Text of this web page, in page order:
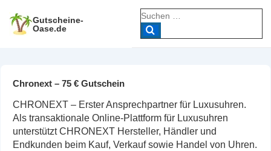
Zum
Inhalt
Gutscheine-
Oase.de
Suche
nach:
Chronext – 75 € Gutschein
CHRONEXT – Erster Ansprechpartner für Luxusuhren.
Als transaktionale Online-Plattform für Luxusuhren
unterstützt CHRONEXT Hersteller, Händler und
Endkunden beim Kauf, Verkauf sowie Handel von Uhren.